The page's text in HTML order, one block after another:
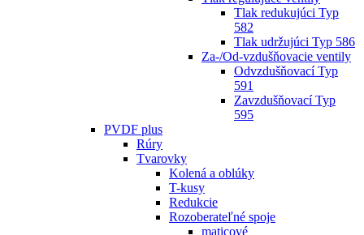
Tlak redukujúci Typ
582
Tlak udržujúci Typ 586
Za-/Od-vzdušňovacie ventily
Odvzdušňovací Typ
591
Zavzdušňovací Typ
595
PVDF plus
Rúry
Tvarovky
Kolená a oblúky
T-kusy
Redukcie
Rozoberateľné spoje
maticové